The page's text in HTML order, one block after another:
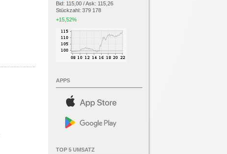
Bid: 115,00 / Ask: 115,26
Stückzahl: 379 178
+15,52%
APPS
TOP 5 UMSATZ